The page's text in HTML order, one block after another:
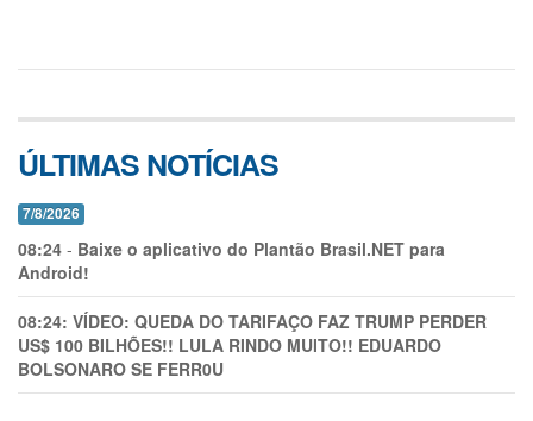
ÚLTIMAS NOTÍCIAS
7/8/2026
08:24 - Baixe o aplicativo do Plantão Brasil.NET para
Android!
08:24: VÍDEO: QUEDA DO TARIFAÇO FAZ TRUMP PERDER
US$ 100 BILHÕES!! LULA RINDO MUITO!! EDUARDO
BOLSONARO SE FERR0U